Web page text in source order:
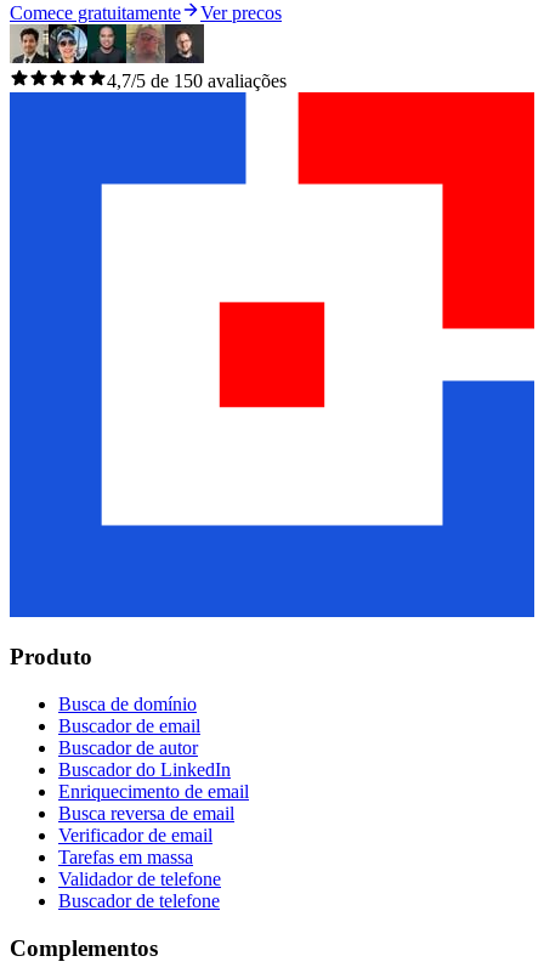
Comece gratuitamente Ver precos
4,7/5 de 150 avaliações
Produto
Busca de domínio
Buscador de email
Buscador de autor
Buscador do LinkedIn
Enriquecimento de email
Busca reversa de email
Verificador de email
Tarefas em massa
Validador de telefone
Buscador de telefone
Complementos